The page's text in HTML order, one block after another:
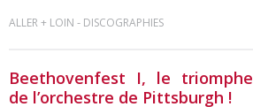
ALLER + LOIN - DISCOGRAPHIES
Beethovenfest I, le triomphe
de l’orchestre de Pittsburgh !